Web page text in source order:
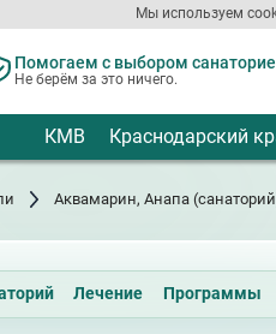
Мы используем
Помогаем с выбором
Не берём за это ничего.
КМВ Краснодарский
Аквамарин, Анапа
Лечение Программы